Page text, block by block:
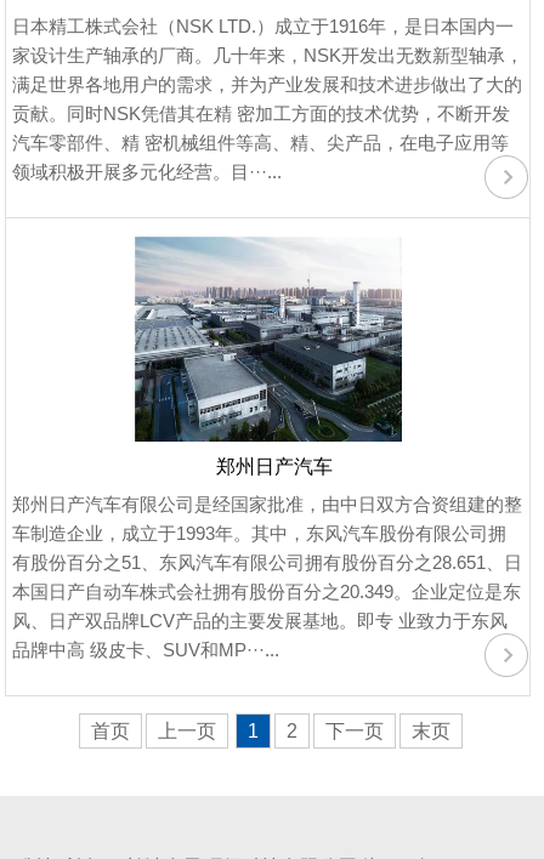
日本精工株式会社（NSK LTD.）成立于1916年，是日本国内一
家设计生产轴承的厂商。几十年来，NSK开发出无数新型轴承，
满足世界各地用户的需求，并为产业发展和技术进步做出了大的
贡献。同时NSK凭借其在精 密加工方面的技术优势，不断开发
汽车零部件、精 密机械组件等高、精、尖产品，在电子应用等
领域积极开展多元化经营。目···...
郑州日产汽车
郑州日产汽车有限公司是经国家批准，由中日双方合资组建的整
车制造企业，成立于1993年。其中，东风汽车股份有限公司拥
有股份百分之51、东风汽车有限公司拥有股份百分之28.651、日
本国日产自动车株式会社拥有股份百分之20.349。企业定位是东
风、日产双品牌LCV产品的主要发展基地。即专 业致力于东风
品牌中高 级皮卡、SUV和MP···...
首页 上一页 1 2 下一页 末页